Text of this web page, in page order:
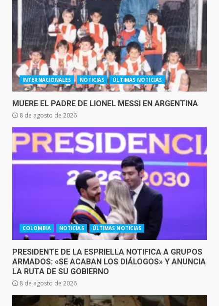
INTERNACIONALES NOTICIAS ÚLTIMAS NOTICIAS
MUERE EL PADRE DE LIONEL MESSI EN ARGENTINA
8 de agosto de 2026
COLOMBIA NOTICIAS ÚLTIMAS NOTICIAS
PRESIDENTE DE LA ESPRIELLA NOTIFICA A GRUPOS
ARMADOS: «SE ACABAN LOS DIÁLOGOS» Y ANUNCIA
LA RUTA DE SU GOBIERNO
8 de agosto de 2026